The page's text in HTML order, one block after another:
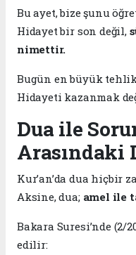
Bu ayet, bize şunu
Hidayet bir son değil,
nimettir.
Bugün en büyük
Hidayeti kazanmak
Dua ile
Arasındaki
Kur’an’da dua hiçbir
Aksine, dua; amel ile
Bakara Suresi’nde (2/
edilir: